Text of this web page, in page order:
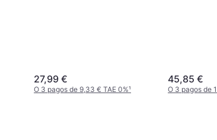
27,99 €
O 3 pagos de 9,33 € TAE 0%¹
45,85 €
O 3 pagos de